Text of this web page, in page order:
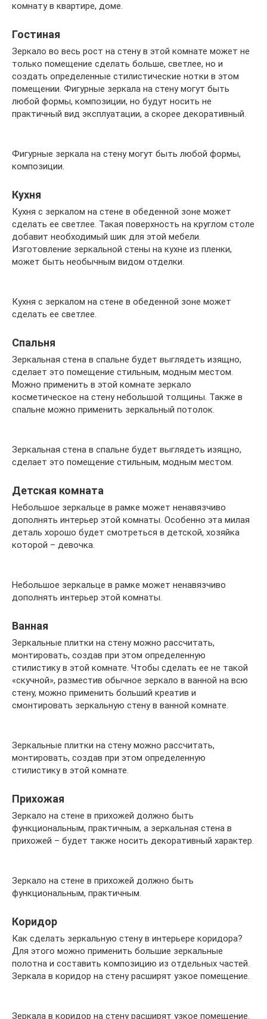
комнату в квартире, доме.
Гостиная
Зеркало во весь рост на стену в этой комнате может не
только помещение сделать больше, светлее, но и
создать определенные стилистические нотки в этом
помещении. Фигурные зеркала на стену могут быть
любой формы, композиции, но будут носить не
практичный вид эксплуатации, а скорее декоративный.
Фигурные зеркала на стену могут быть любой формы,
композиции.
Кухня
Кухня с зеркалом на стене в обеденной зоне может
сделать ее светлее. Такая поверхность на круглом столе
добавит необходимый шик для этой мебели.
Изготовление зеркальной стены на кухне из пленки,
может быть необычным видом отделки.
Кухня с зеркалом на стене в обеденной зоне может
сделать ее светлее.
Спальня
Зеркальная стена в спальне будет выглядеть изящно,
сделает это помещение стильным, модным местом.
Можно применить в этой комнате зеркало
косметическое на стену небольшой толщины. Также в
спальне можно применить зеркальный потолок.
Зеркальная стена в спальне будет выглядеть изящно,
сделает это помещение стильным, модным местом.
Детская комната
Небольшое зеркальце в рамке может ненавязчиво
дополнять интерьер этой комнаты. Особенно эта милая
деталь хорошо будет смотреться в детской, хозяйка
которой – девочка.
Небольшое зеркальце в рамке может ненавязчиво
дополнять интерьер этой комнаты.
Ванная
Зеркальные плитки на стену можно рассчитать,
монтировать, создав при этом определенную
стилистику в этой комнате. Чтобы сделать ее не такой
«скучной», разместив обычное зеркало в ванной на всю
стену, можно применить больший креатив и
смонтировать зеркальную стену в ванной комнате.
Зеркальные плитки на стену можно рассчитать,
монтировать, создав при этом определенную
стилистику в этой комнате.
Прихожая
Зеркало на стене в прихожей должно быть
функциональным, практичным, а зеркальная стена в
прихожей – будет также носить декоративный характер.
Зеркало на стене в прихожей должно быть
функциональным, практичным.
Коридор
Как сделать зеркальную стену в интерьере коридора?
Для этого можно применить большие зеркальные
полотна и составить композицию из отдельных частей.
Зеркала в коридор на стену расширят узкое помещение.
Зеркала в коридор на стену расширят узкое помещение.